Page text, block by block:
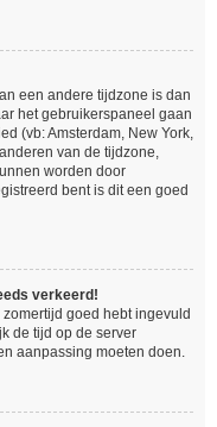
een andere tijdzone is dan
het gebruikerspaneel gaan
(vb: Amsterdam, New York,
van de tijdzone,
worden door
bent is dit een goed
verkeerd!
goed hebt ingevuld
de tijd op de server
aanpassing moeten doen.